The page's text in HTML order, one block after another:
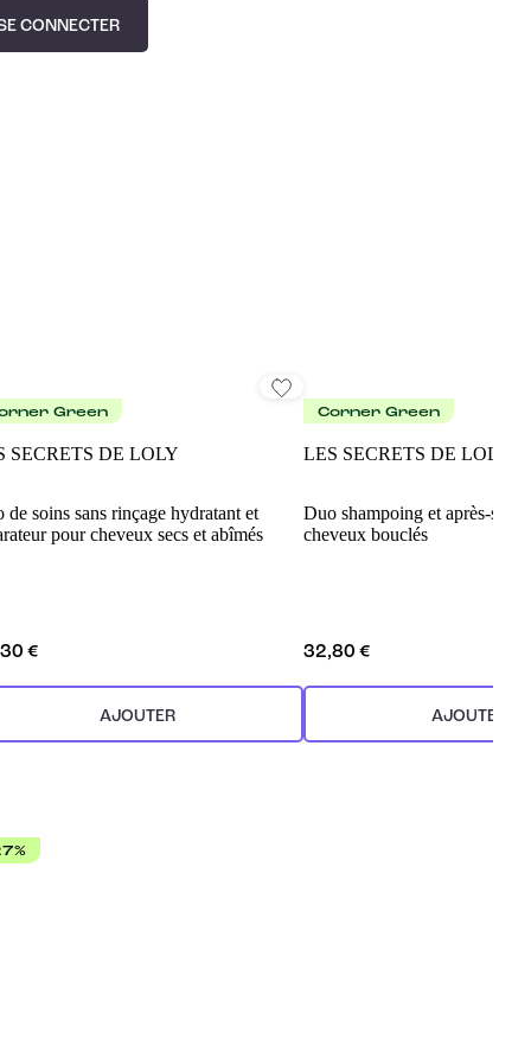
CONNECTER
Green
SECRETS DE LOLY
de soins sans rinçage hydratant et
pour cheveux secs et abîmés
€
AJOUTER
Corner Green
LES SECRETS DE LOLY
Duo shampoing et après-
cheveux bouclés
32,80 €
AJOUTER